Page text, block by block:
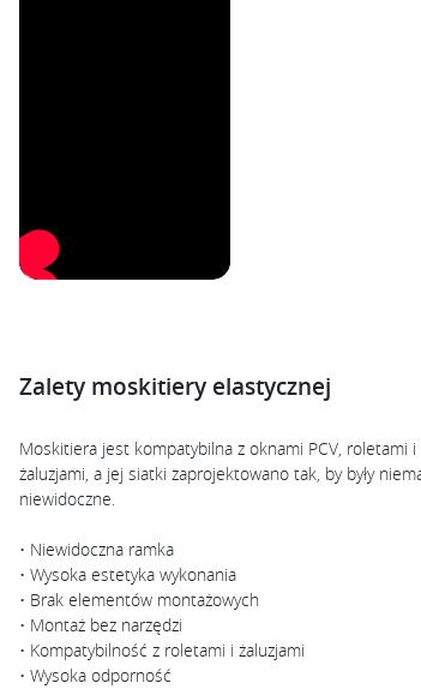
Zalety moskitiery elastycznej
Moskitiera jest kompatybilna z oknami PCV, roletami i
żaluzjami, a jej siatki zaprojektowano tak, by były
niewidoczne.
• Niewidoczna ramka
• Wysoka estetyka wykonania
• Brak elementów montażowych
• Montaż bez narzędzi
• Kompatybilność z roletami i żaluzjami
• Wysoka odporność